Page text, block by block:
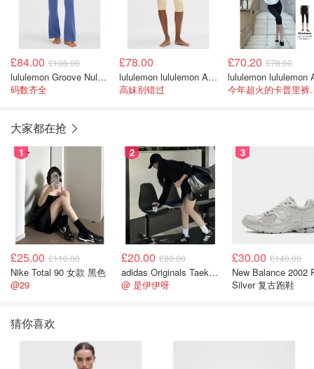
£84.00 £108.00
lululemon Groove Nulu 高腰喇叭短裤
码数齐全
£78.00
lululemon lululemon Align 17英寸高腰九分裤
高妹别错过
£70.20 £78.00
今年
大家都在抢
1
£25.00 £110.00
Nike Total 90 女款 黑色
@29
2
£20.00 £80.00
adidas Originals Taekwondo 女款黑色运动鞋
@ 是伊伊呀
3
£30.00 £140.00
New Balance 2002
Silver 复古跑鞋
猜你喜欢